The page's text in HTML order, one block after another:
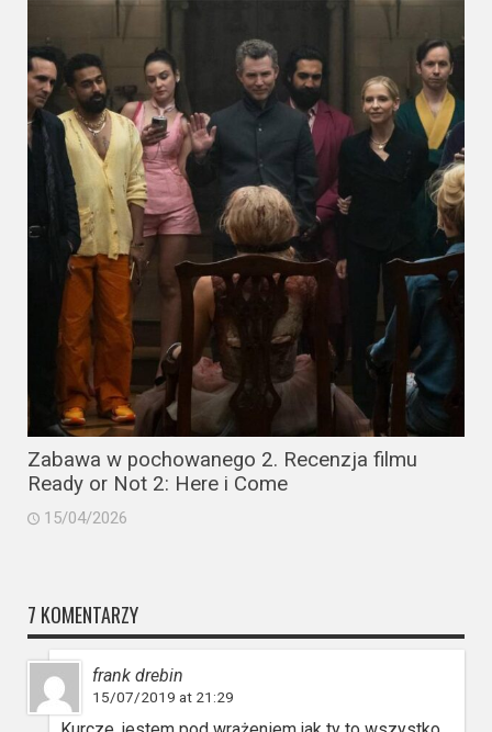
Zabawa w pochowanego 2. Recenzja filmu
Ready or Not 2: Here i Come
15/04/2026
7 KOMENTARZY
frank drebin
15/07/2019 at 21:29